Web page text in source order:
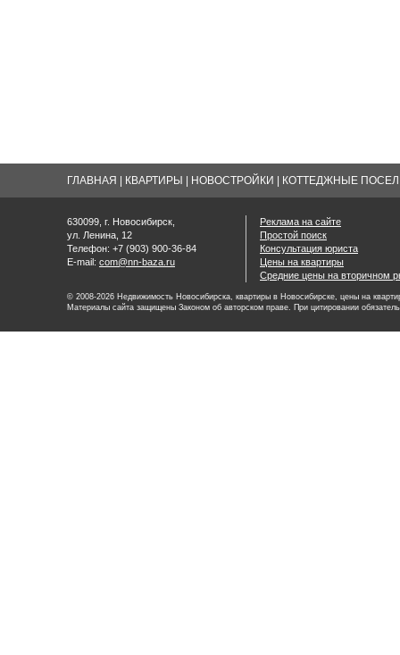
ГЛАВНАЯ КВАРТИРЫ НОВОСТРОЙКИ КОТТЕДЖНЫЕ
630099, г. Новосибирск,
ул. Ленина, 12
Телефон: +7 (903) 900-36-84
E-mail: com@nn-baza.ru
Реклама на сайте
Простой поиск
Консультация юриста
Цены на квартиры
Средние цены на вторичном
© 2008-2026 Недвижимость Новосибирска, квартиры в Новосибирске, цены на
Материалы сайта защищены Законом об авторском праве. При цитировании